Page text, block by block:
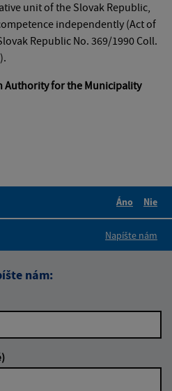
unit of the Slovak Republic,
independently (Act of
Republic No. 369/1990 Coll.
Authority for the Municipality
Áno
Nie
Napíšte nám
nám: